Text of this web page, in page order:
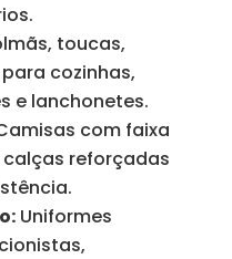
toucas,
cozinhas,
e lanchonetes.
com faixa
reforçadas
Uniformes